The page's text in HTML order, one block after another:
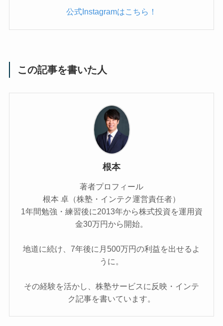
公式Instagramはこちら！
この記事を書いた人
根本
著者プロフィール
根本 卓（株塾・インテク運営責任者）
1年間勉強・練習後に2013年から株式投資を運用資
金30万円から開始。
地道に続け、7年後に月500万円の利益を出せるよ
うに。
その経験を活かし、株塾サービスに反映・インテ
ク記事を書いています。